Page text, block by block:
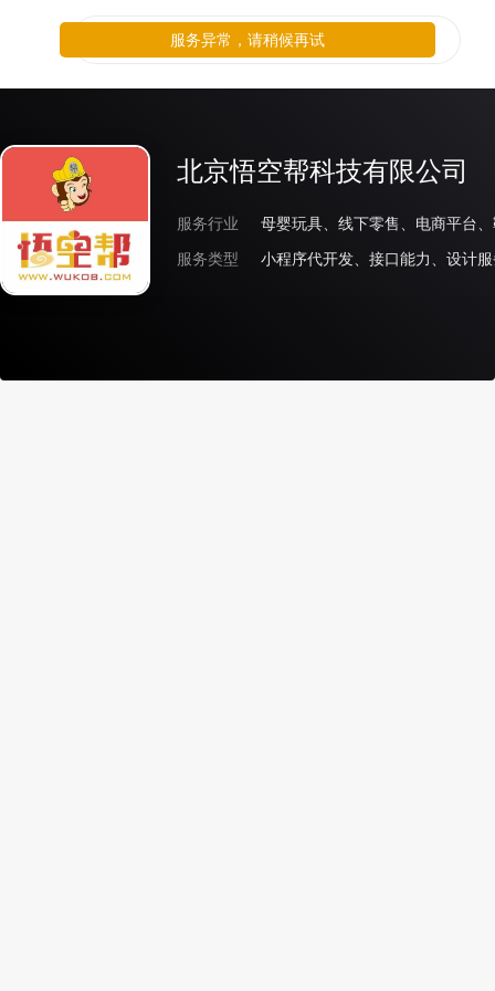
北京悟空帮科技有限公司
服务行业
服务类型
小程序代开发、接口能力、设计
服务异常，请稍候再试